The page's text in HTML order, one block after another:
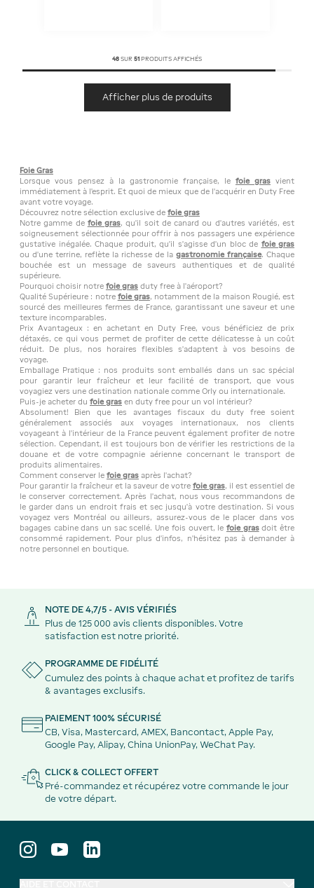
48 SUR 51 PRODUITS AFFICHÉS
Afficher plus de produits
Foie Gras
Lorsque vous pensez à la gastronomie française, le foie gras vient
immédiatement à l'esprit. Et quoi de mieux que de l'acquérir en Duty Free
avant votre voyage.
Découvrez notre sélection exclusive de foie gras
Notre gamme de foie gras, qu'il soit de canard ou d'autres variétés, est
soigneusement sélectionnée pour offrir à nos passagers une expérience
gustative inégalée. Chaque produit, qu'il s'agisse d'un bloc de foie gras
ou d'une terrine, reflète la richesse de la gastronomie française. Chaque
bouchée est un message de saveurs authentiques et de qualité
supérieure.
Pourquoi choisir notre foie gras duty free à l'aéroport?
Qualité Supérieure : notre foie gras, notamment de la maison Rougié, est
sourcé des meilleures fermes de France, garantissant une saveur et une
texture incomparables.
Prix Avantageux : en achetant en Duty Free, vous bénéficiez de prix
détaxés, ce qui vous permet de profiter de cette délicatesse à un coût
réduit. De plus, nos horaires flexibles s'adaptent à vos besoins de
voyage.
Emballage Pratique : nos produits sont emballés dans un sac spécial
pour garantir leur fraîcheur et leur facilité de transport, que vous
voyagiez vers une destination nationale comme Orly ou internationale.
Puis-je acheter du foie gras en duty free pour un vol intérieur?
Absolument! Bien que les avantages fiscaux du duty free soient
généralement associés aux voyages internationaux, nos clients
voyageant à l'intérieur de la France peuvent également profiter de notre
sélection. Cependant, il est toujours bon de vérifier les restrictions de la
douane et de votre compagnie aérienne concernant le transport de
produits alimentaires.
Comment conserver le foie gras après l'achat?
Pour garantir la fraîcheur et la saveur de votre foie gras, il est essentiel de
le conserver correctement. Après l'achat, nous vous recommandons de
le garder dans un endroit frais et sec jusqu'à votre destination. Si vous
voyagez vers Montréal ou ailleurs, assurez-vous de le placer dans vos
bagages cabine dans un sac scellé. Une fois ouvert, le foie grasdoit être
consommé rapidement. Pour plus d'infos, n'hésitez pas à demander à
notre personnel en boutique.
NOTE DE 4,7/5 - AVIS VÉRIFIÉS
Plus de 125 000 avis clients disponibles. Votre
satisfaction est notre priorité.
PROGRAMME DE FIDÉLITÉ
Cumulez des points à chaque achat et profitez de tarifs
& avantages exclusifs.
PAIEMENT 100% SÉCURISÉ
CB, Visa, Mastercard, AMEX, Bancontact, Apple Pay,
Google Pay, Alipay, China UnionPay, WeChat Pay.
CLICK & COLLECT OFFERT
Pré-commandez et récupérez votre commande le jour
de votre départ.